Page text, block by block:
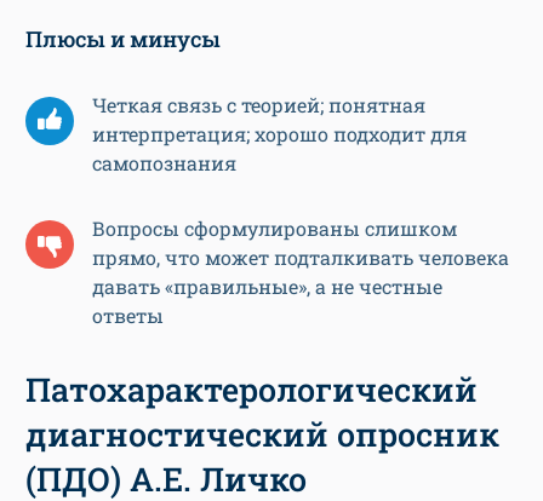
Плюсы и минусы
Четкая связь с теорией; понятная
интерпретация; хорошо подходит для
самопознания
Вопросы сформулированы слишком
прямо, что может подталкивать человека
давать «правильные», а не честные
ответы
Патохарактерологический
диагностический опросник
(ПДО) А.Е. Личко